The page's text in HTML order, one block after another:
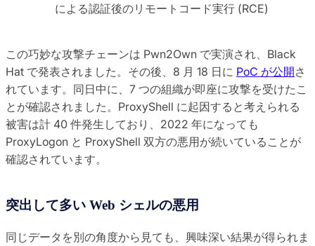
による認証後のリモートコード実行 (RCE)
この巧妙な攻撃チェーンは Pwn2Own で実演され、Black
Hat で発表されました。その後、8 月 18 日に PoC が公開さ
れています。同日中に、7 つの組織が即座に攻撃を受けたこ
とが確認されました。ProxyShell に起因すると考えられる
被害は計 40 件発生しており、2022 年になっても
ProxyLogon と ProxyShell 双方の悪用が続いていることが
確認されています。
突出して多い Web シェルの悪用
同じデータを別の角度から見ても、興味深い結果が得られま